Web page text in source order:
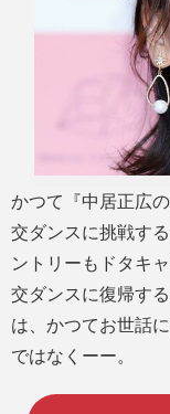
かつて『中居正広
交ダンスに挑戦す
ントリーもドタキ
交ダンスに復帰す
は、かつてお世話
ではなくーー。